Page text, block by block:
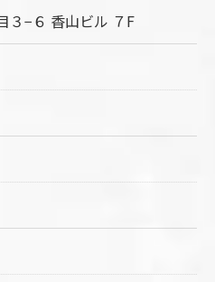
３−６ 香山ビル ７F